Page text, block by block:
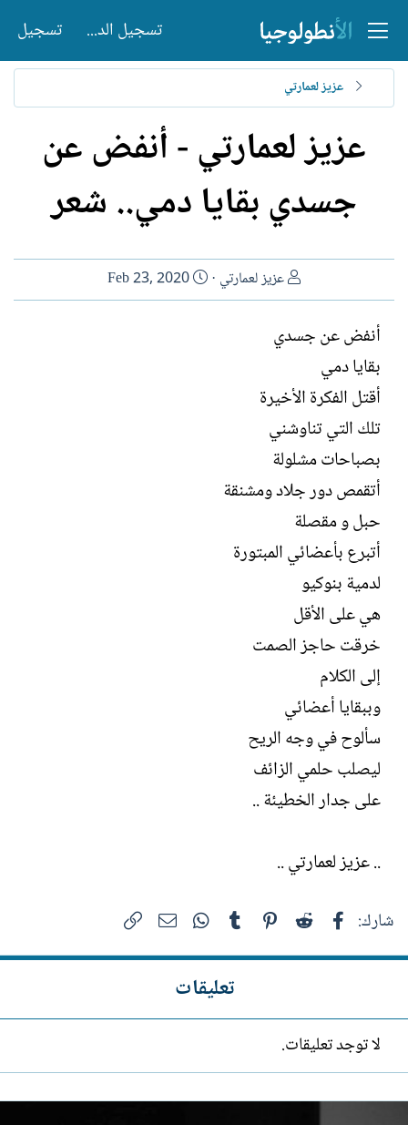
تسجيل الدخول تسجيل
عزيز لعمارتي
عزيز لعمارتي - أنفض عن
جسدي بقايا دمي.. شعر
ا
ل
ا
ب
عزيز لعمارتي
ت
ا
Feb 23, 2020
أنفض عن جسدي
بقايا دمي
أقتل الفكرة الأخيرة
تلك التي تناوشني
بصباحات مشلولة
أتقمص دور جلاد ومشنقة
حبل و مقصلة
أتبرع بأعضائي المبتورة
لدمية بنوكيو
هي على الأقل
خرقت حاجز الصمت
إلى الكلام
وببقايا أعضائي
سألوح في وجه الريح
ليصلب حلمي الزائف
على جدار الخطيئة ..
.. عزيز لعمارتي ..
شارك: فيسبوك Reddit
Pinterest
Tumblr
WhatsAppالبريد الإلكتروني
تعليقات
لا توجد تعليقات.